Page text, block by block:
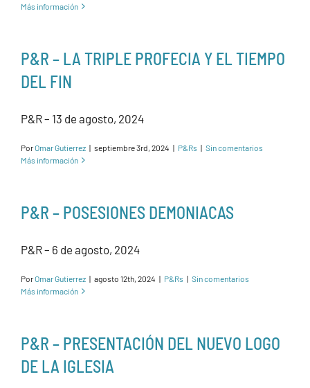
Más información
P&R – LA TRIPLE PROFECIA Y EL TIEMPO
DEL FIN
P&R – 13 de agosto, 2024
PorOmar Gutierrez | septiembre 3rd, 2024 | P&Rs | Sin comentarios
Más información
P&R – POSESIONES DEMONIACAS
P&R – 6 de agosto, 2024
PorOmar Gutierrez | agosto 12th, 2024 | P&Rs | Sin comentarios
Más información
P&R – PRESENTACIÓN DEL NUEVO LOGO
DE LA IGLESIA